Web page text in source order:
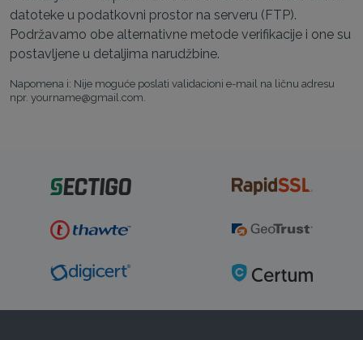
datoteke u podatkovni prostor na serveru (FTP).
Podržavamo obe alternativne metode verifikacije i one su
postavljene u detaljima narudžbine.
Napomena i: Nije moguće poslati validacioni e-mail na ličnu adresu
npr. yourname@gmail.com.